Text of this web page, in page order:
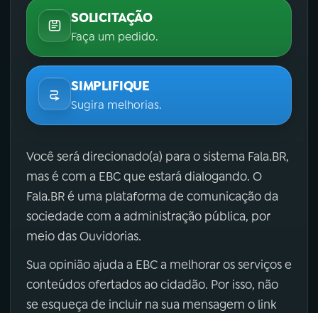
SOLICITAÇÃO
Faça um pedido.
SIMPLIFIQUE
Sugira melhorias.
Você será direcionado(a) para o sistema Fala.BR,
mas é com a EBC que estará dialogando. O
Fala.BR é uma plataforma de comunicação da
sociedade com a administração pública, por
meio das Ouvidorias.
Sua opinião ajuda a EBC a melhorar os serviços e
conteúdos ofertados ao cidadão. Por isso, não
se esqueça de incluir na sua mensagem o link